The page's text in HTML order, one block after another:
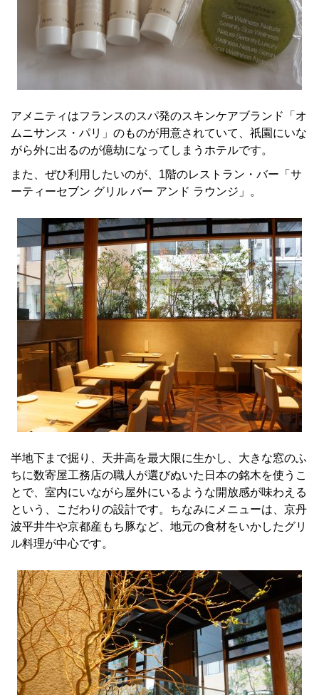
アメニティはフランスのスパ発のスキンケアブランド「オ
ムニサンス・パリ」のものが用意されていて、祇園にいな
がら外に出るのが億劫になってしまうホテルです。
また、ぜひ利用したいのが、1階のレストラン・バー「サ
ーティーセブン グリル バー アンド ラウンジ」。
半地下まで掘り、天井高を最大限に生かし、大きな窓のふ
ちに数寄屋工務店の職人が選びぬいた日本の銘木を使うこ
とで、室内にいながら屋外にいるような開放感が味わえる
という、こだわりの設計です。ちなみにメニューは、京丹
波平井牛や京都産もち豚など、地元の食材をいかしたグリ
ル料理が中心です。